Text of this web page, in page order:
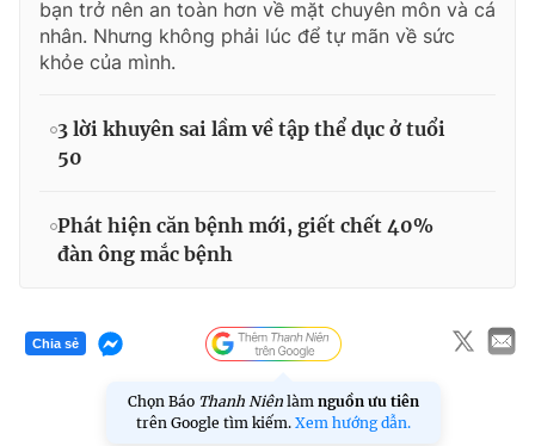
bạn trở nên an toàn hơn về mặt chuyên môn và cá
nhân. Nhưng không phải lúc để tự mãn về sức
khỏe của mình.
3 lời khuyên sai lầm về tập thể dục ở tuổi
50
Phát hiện căn bệnh mới, giết chết 40%
đàn ông mắc bệnh
Chia sẻ
Chọn Báo Thanh Niên làm nguồn ưu tiên
trên Google tìm kiếm. Xem hướng dẫn.